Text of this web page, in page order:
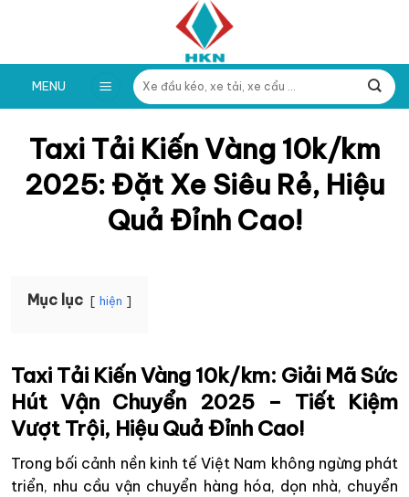
MENU
Tìm
kiếm:
Taxi Tải Kiến Vàng 10k/km
2025: Đặt Xe Siêu Rẻ, Hiệu
Quả Đỉnh Cao!
Mục lục hiện
Taxi Tải Kiến Vàng 10k/km: Giải Mã Sức
Hút Vận Chuyển 2025 – Tiết Kiệm
Vượt Trội, Hiệu Quả Đỉnh Cao!
Trong bối cảnh nền kinh tế Việt Nam không ngừng phát
triển, nhu cầu vận chuyển hàng hóa, dọn nhà, chuyển